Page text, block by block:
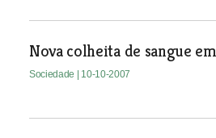
Nova colheita de sangue
Sociedade | 10-10-2007